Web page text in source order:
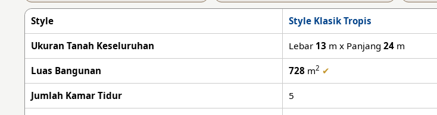
Style Style Klasik Tropis
Ukuran Tanah Keseluruhan Lebar 13 m x Panjang24 m
Luas Bangunan 728 m2 ✔
Jumlah Kamar Tidur 5